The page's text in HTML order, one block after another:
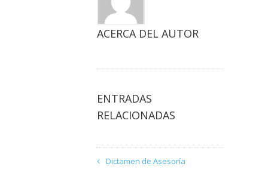
ACERCA DEL AUTOR
ENTRADAS
RELACIONADAS
Dictamen de Asesoría